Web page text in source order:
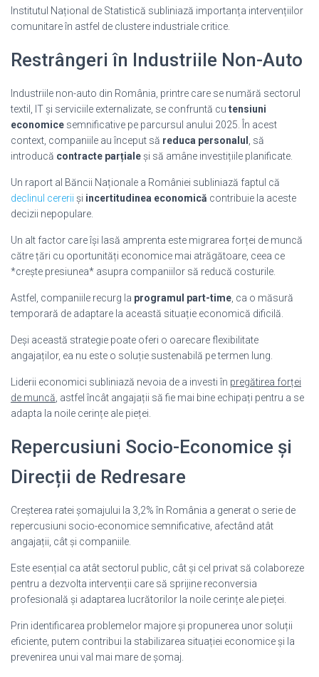
Institutul Național de Statistică subliniază importanța intervențiilor
comunitare în astfel de clustere industriale critice.
Restrângeri în Industriile Non-Auto
Industriile non-auto din România, printre care se numără sectorul
textil, IT și serviciile externalizate, se confruntă cu tensiuni
economice semnificative pe parcursul anului 2025. În acest
context, companiile au început să reduca personalul
, să
introducă contracte parțialeși să amâne investițiile planificate.
Un raport al Băncii Naționale a României subliniază faptul că
declinul cererii și incertitudinea economică contribuie la aceste
decizii nepopulare.
Un alt factor care își lasă amprenta este migrarea forței de muncă
către țări cu oportunități economice mai atrăgătoare, ceea ce
*crește presiunea* asupra companiilor să reducă costurile.
Astfel, companiile recurg la programul part-time , ca o măsură
temporară de adaptare la această situație economică dificilă.
Deși această strategie poate oferi o oarecare flexibilitate
angajaților, ea nu este o soluție sustenabilă pe termen lung.
Liderii economici subliniază nevoia de a investi în pregătirea forței
de muncă , astfel încât angajații să fie mai bine echipați pentru a se
adapta la noile cerințe ale pieței.
Repercusiuni Socio-Economice și
Direcții de Redresare
Creșterea ratei șomajului la 3,2% în România a generat o serie de
repercusiuni socio-economice semnificative, afectând atât
angajații, cât și companiile.
Este esențial ca atât sectorul public, cât și cel privat să colaboreze
pentru a dezvolta intervenții care să sprijine reconversia
profesională și adaptarea lucrătorilor la noile cerințe ale pieței.
Prin identificarea problemelor majore și propunerea unor soluții
eficiente, putem contribui la stabilizarea situației economice și la
prevenirea unui val mai mare de șomaj.